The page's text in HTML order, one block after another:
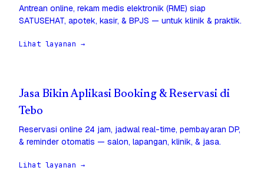
Antrean online, rekam medis elektronik (RME) siap
SATUSEHAT, apotek, kasir, & BPJS — untuk klinik & praktik.
Lihat layanan →
Jasa Bikin Aplikasi Booking & Reservasi di
Tebo
Reservasi online 24 jam, jadwal real-time, pembayaran DP,
& reminder otomatis — salon, lapangan, klinik, & jasa.
Lihat layanan →